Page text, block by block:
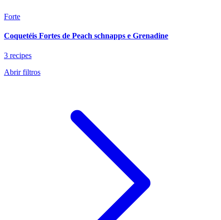
Forte
Coquetéis Fortes de Peach schnapps e Grenadine
3 recipes
Abrir filtros